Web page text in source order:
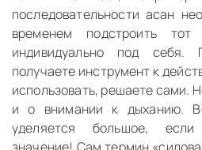
последовательности асан
временем подстроить
индивидуально под
получаете инструмент к
использовать, решаете сами.
и о внимании к дыханию.
уделяется большое,
значение! Сам термин